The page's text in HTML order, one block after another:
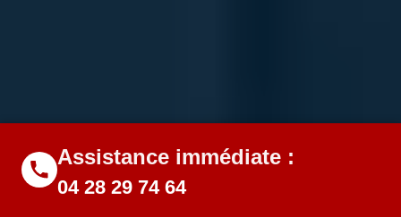
Assistance immédiate :
04 28 29 74 64